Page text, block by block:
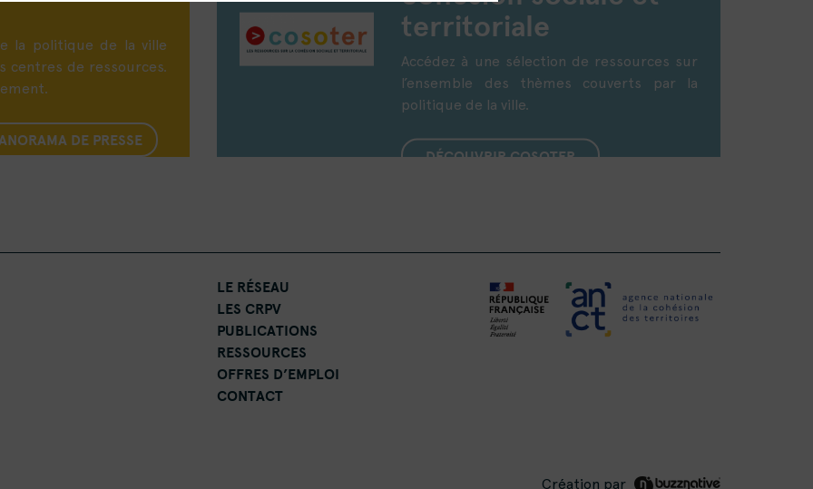
la politique de la ville
centres de ressources.
DE PRESSE
territoriale
Accédez à une sélection de ressources sur
l’ensemble des thèmes couverts par la
politique de la ville.
DÉCOUVRIR COSOTER
LE RÉSEAU
LES CRPV
PUBLICATIONS
RESSOURCES
OFFRES D’EMPLOI
CONTACT
Création par